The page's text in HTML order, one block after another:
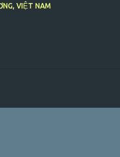
VIỆT NAM